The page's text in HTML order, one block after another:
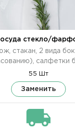
стекло/
стакан, 2 вида
салфетки
55 Шт
Заменить